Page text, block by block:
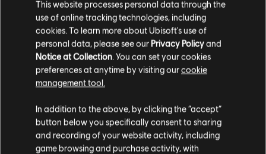
© 2025 Ubisoft Entertainment. All Rights Reserved. The
Crew, Ubisoft, and the Ubisoft logo are registered or
unregistered trademarks of Ubisoft Entertainment in the
US and/or other countries.
The Crew Motorfest
Pack de coches doble Audi
DLC
The Crew Motorfest
Pack de coches doble Alfa Romeo
$2.99
This website processes personal data through the
use of online tracking technologies, including
cookies. To learn more about Ubisoft's use of
personal data, please see our Privacy Policyand
Notice at Collection . You can set your cookies
preferences at anytime by visiting ourcookie
management tool.
In addition to the above, by clicking the “accept”
button below you specifically consent to sharing
and recording of your website activity, including
game browsing and purchase activity, with